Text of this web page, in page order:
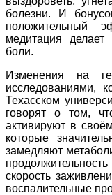
болезни. И
положительный
медитация
боли.
Изменения на
исследованиями,
Техасском
говорят о том,
активируют в
которые
замедляют
скорость
воспалительные